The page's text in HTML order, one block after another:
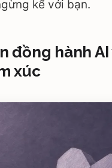
kể với bạn.
đồng hành AI
xúc